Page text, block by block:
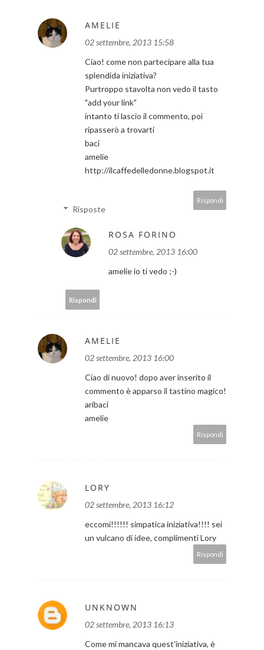
AMELIE
02 settembre, 2013 15:58
Ciao! come non partecipare alla tua
splendida iniziativa?
Purtroppo stavolta non vedo il tasto
"add your link"
intanto ti lascio il commento, poi
ripasserò a trovarti
baci
amelie
http://ilcaffedelledonne.blogspot.it
Rispondi
Risposte
ROSA FORINO
02 settembre, 2013 16:00
amelie io ti vedo ;-)
Rispondi
AMELIE
02 settembre, 2013 16:00
Ciao di nuovo! dopo aver inserito il
commento è apparso il tastino magico!
aribaci
amelie
Rispondi
LORY
02 settembre, 2013 16:12
eccomi!!!!!! simpatica iniziativa!!!! sei
un vulcano di idee, complimenti Lory
Rispondi
UNKNOWN
02 settembre, 2013 16:13
Come mi mancava quest'iniziativa, è